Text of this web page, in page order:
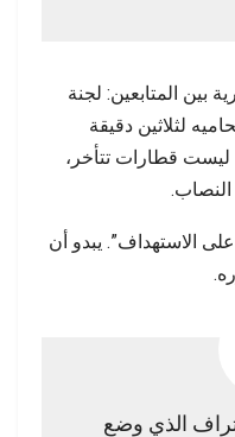
بين المتابعين: لجنة
لثلاثين دقيقة
ليست قطارات تتأخر،
النصاب.
الاستهداف”. يبدو أن
الذي وضع